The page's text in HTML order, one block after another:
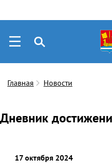
Главная Новости
Дневник
17 октября 2024